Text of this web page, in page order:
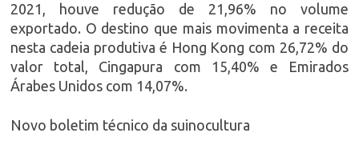
2021, houve redução de 21,96% no volume
exportado. O destino que mais movimenta a receita
nesta cadeia produtiva é Hong Kong com 26,72% do
valor total, Cingapura com 15,40% e Emirados
Árabes Unidos com 14,07%.
Novo boletim técnico da suinocultura